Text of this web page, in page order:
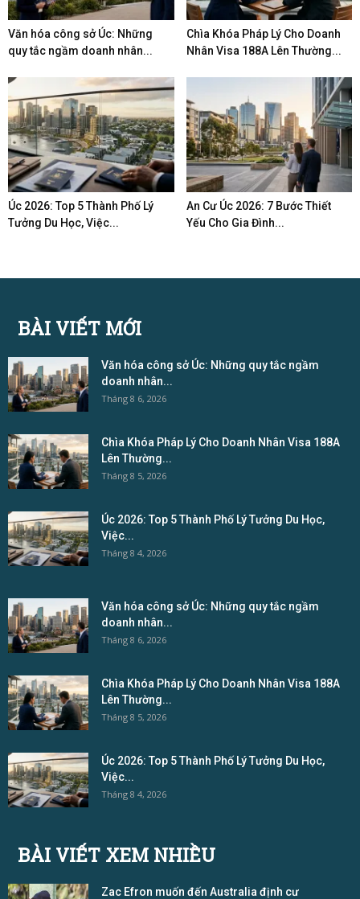
Văn hóa công sở Úc: Những
quy tắc ngầm doanh nhân...
Chìa Khóa Pháp Lý Cho Doanh
Nhân Visa 188A Lên Thường...
Úc 2026: Top 5 Thành Phố Lý
Tưởng Du Học, Việc...
An Cư Úc 2026: 7 Bước Thiết
Yếu Cho Gia Đình...
BÀI VIẾT MỚI
Văn hóa công sở Úc: Những quy tắc ngầm
doanh nhân...
Tháng 8 6, 2026
Chìa Khóa Pháp Lý Cho Doanh Nhân Visa 188A
Lên Thường...
Tháng 8 5, 2026
Úc 2026: Top 5 Thành Phố Lý Tưởng Du Học,
Việc...
Tháng 8 4, 2026
Văn hóa công sở Úc: Những quy tắc ngầm
doanh nhân...
Tháng 8 6, 2026
Chìa Khóa Pháp Lý Cho Doanh Nhân Visa 188A
Lên Thường...
Tháng 8 5, 2026
Úc 2026: Top 5 Thành Phố Lý Tưởng Du Học,
Việc...
Tháng 8 4, 2026
BÀI VIẾT XEM NHIỀU
Zac Efron muốn đến Australia định cư